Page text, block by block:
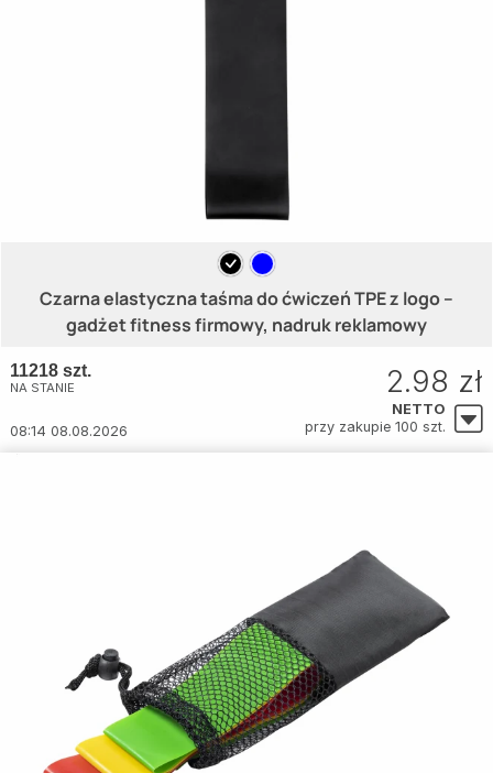
Czarna elastyczna taśma do ćwiczeń TPE z logo –
gadżet fitness firmowy, nadruk reklamowy
11218 szt.
NA STANIE
08:14 08.08.2026
2.98 zł
NETTO
przy zakupie 100 szt.